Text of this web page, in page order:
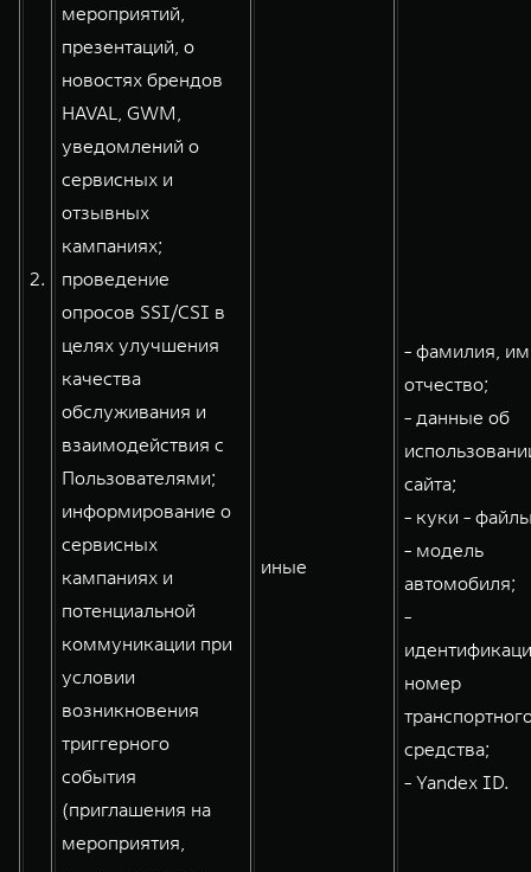
2.
мероприятий,
презентаций, о
новостях брендов
HAVAL, GWM,
уведомлений о
сервисных и
отзывных
кампаниях;
проведение
опросов SSI/CSI в
целях улучшения
качества
обслуживания и
взаимодействия с
Пользователями;
информирование о
сервисных
кампаниях и
потенциальной
коммуникации при
условии
возникновения
триггерного
события
(приглашения на
мероприятия,
иные
- фамилия,
отчество;
- данные об
сайта;
- куки -
- модель
автомобиля;
-
номер
средства;
- Yandex ID.